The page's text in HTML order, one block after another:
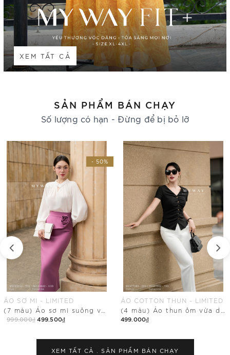
XEM TẤT CẢ
SẢN PHẨM BÁN CHẠY
Số lượng có hạn - Đừng để bị bỏ lỡ
ÁO COTTON THUN - LIMITED
499.000₫
- 30%
QUẦN SUÔNG - LIMITED
499.500₫
XEM TẤT CẢ . SẢN PHẨM BÁN CHẠY